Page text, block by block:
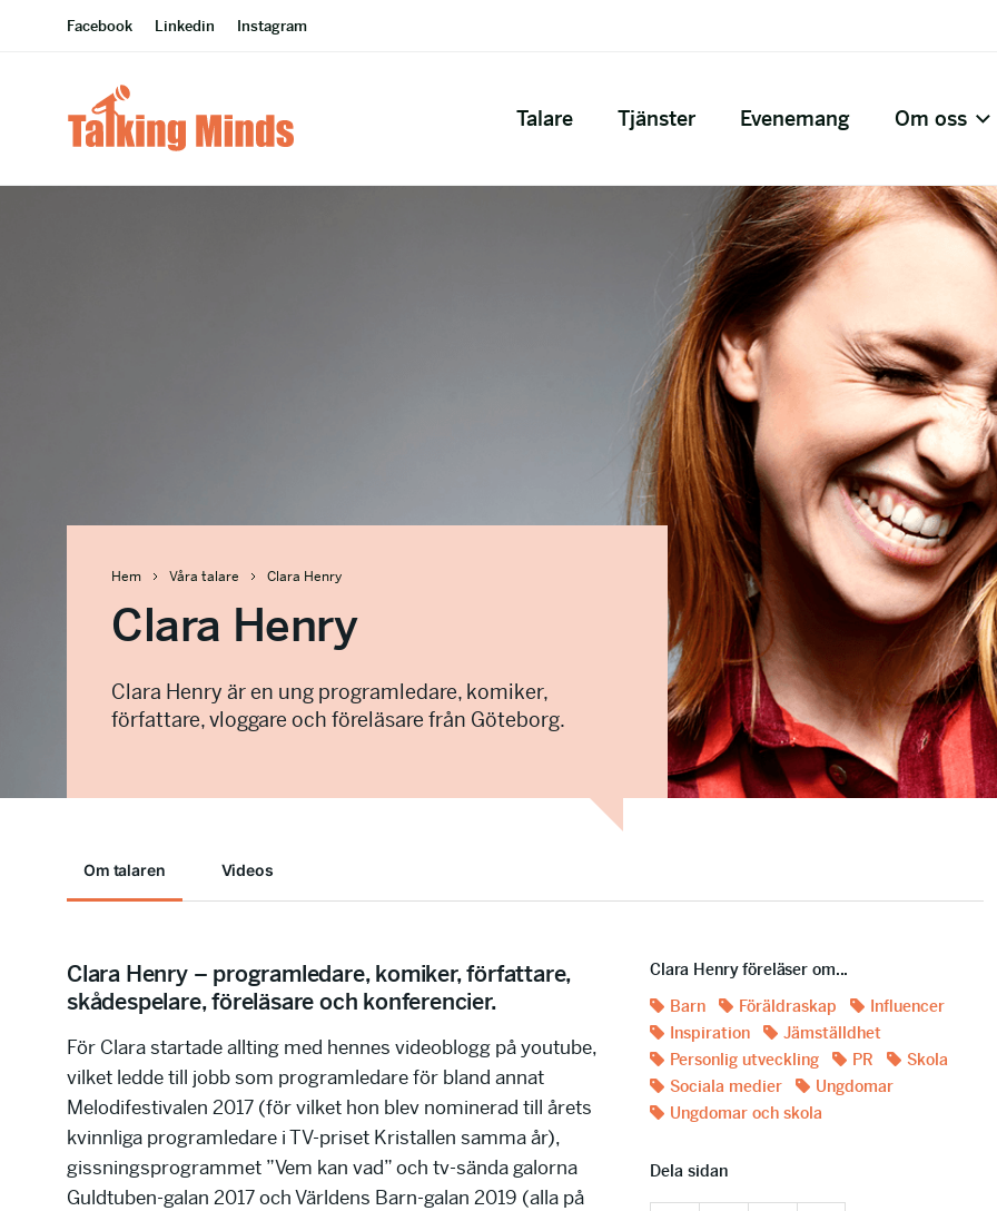
Facebook Linkedin Instagram
Talare Tjänster Evenemang Om oss
Hem Våra talare Clara Henry
Clara Henry
Clara Henry är en ung programledare, komiker,
författare, vloggare och föreläsare från Göteborg.
Om talaren Videos
Clara Henry – programledare, komiker, författare,
skådespelare, föreläsare och konferencier.
För Clara startade allting med hennes videoblogg på youtube,
vilket ledde till jobb som programledare för bland annat
Melodifestivalen 2017 (för vilket hon blev nominerad till årets
kvinnliga programledare i TV-priset Kristallen samma år),
gissningsprogrammet ”Vem kan vad” och tv-sända galorna
Guldtuben-galan 2017 och Världens Barn-galan 2019 (alla på
Clara Henry föreläser om...
Barn
Föräldraskap
Influencer
Inspiration
Jämställdhet
Personlig utveckling
PR
Skola
Sociala medier
Ungdomar
Ungdomar och skola
Dela sidan